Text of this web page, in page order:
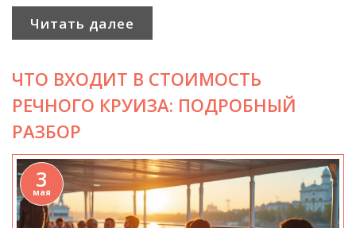
Рассмотрим, что стоит за привлекательной ценой,
и на что обратить внимание при выборе маршрута.
осознанный подход к путешествиям вдвоём. Это
подробный гид для тех, кто ценит впечатления и
разумные траты.
Читать далее
ЧТО ВХОДИТ В СТОИМОСТЬ
РЕЧНОГО КРУИЗА: ПОДРОБНЫЙ
РАЗБОР
3
мая